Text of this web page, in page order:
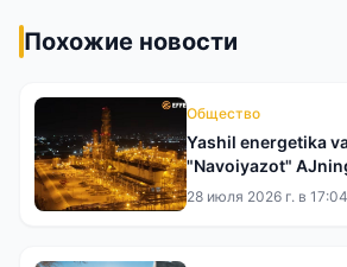
Похожие новости
Общество
Yashil energetika
"Navoiyazot"
qiyofasiga bir nazar
28 июля 2026 г. в 17:04